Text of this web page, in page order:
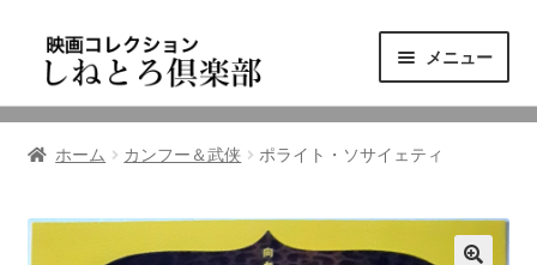
ゲ
シ
ン
へ
テ
ツ
ス
キ
メニュー
ニュース
東三河の映画館
ホーム カンフー＆武侠 ポライト・ソサイェティ